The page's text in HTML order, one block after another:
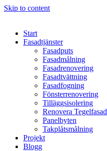
Skip to content
Start
Fasadtjänster
Fasadputs
Fasadmålning
Fasadrenovering
Fasadtvättning
Fasadfogning
Fönsterrenovering
Tilläggsisolering
Renovera Tegelfasad
Panelbyten
Takplåtsmålning
Projekt
Blogg